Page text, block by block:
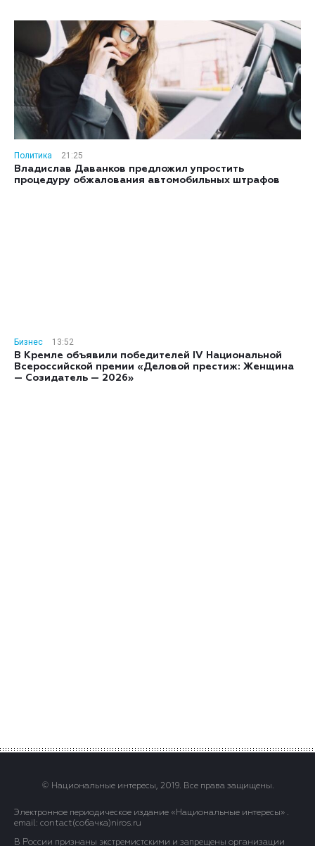
Политика
21:25
Владислав Даванков предложил упростить
процедуру обжалования автомобильных штрафов
Бизнес
13:52
В Кремле объявили победителей IV Национальной
Всероссийской премии «Деловой престиж: Женщина
— Созидатель — 2026»
© Национальные интересы, 2019. Все права защищены.
Электронное периодическое издание «Национальные интересы» .
email: contact(сoбaчка)niros.ru
В России признаны экстремистскими и запрещены организации